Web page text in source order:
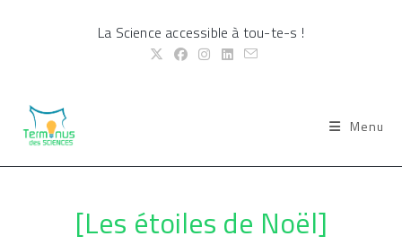
La Science accessible à tou-te-s !
Menu
[Les étoiles de Noël]